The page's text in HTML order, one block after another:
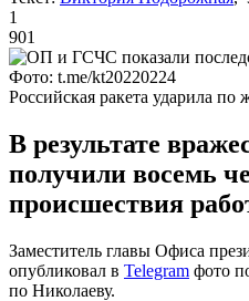
1
901
Фото: t.me/kt20220224
Российская ракета ударила
В результате
получили восемь
происшествия
Заместитель главы Офиса
опубликовал в Telegram фото
по Николаеву.